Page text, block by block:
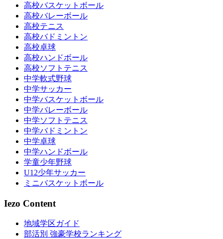
高校バスケットボール
高校バレーボール
高校テニス
高校バドミントン
高校卓球
高校ハンドボール
高校ソフトテニス
中学軟式野球
中学サッカー
中学バスケットボール
中学バレーボール
中学ソフトテニス
中学バドミントン
中学卓球
中学ハンドボール
学童少年野球
U12少年サッカー
ミニバスケットボール
Iezo Content
地域学区ガイド
部活別 強豪学校ランキング